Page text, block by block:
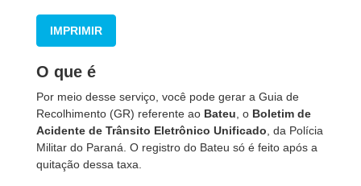
IMPRIMIR
O que é
Por meio desse serviço, você pode gerar a Guia de
Recolhimento (GR) referente ao Bateu , o Boletim de
Acidente de Trânsito Eletrônico Unificado , da Polícia
Militar do Paraná. O registro do Bateu só é feito após a
quitação dessa taxa.